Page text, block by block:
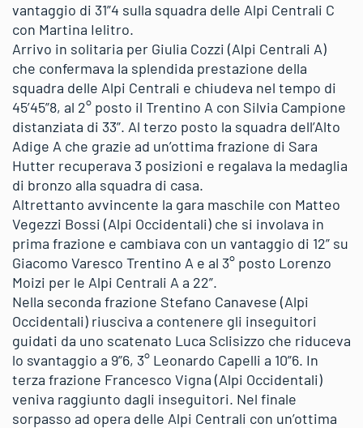
vantaggio di 31”4 sulla squadra delle Alpi Centrali C
con Martina Ielitro.
Arrivo in solitaria per Giulia Cozzi (Alpi Centrali A)
che confermava la splendida prestazione della
squadra delle Alpi Centrali e chiudeva nel tempo di
45’45”8, al 2° posto il Trentino A con Silvia Campione
distanziata di 33”. Al terzo posto la squadra dell’Alto
Adige A che grazie ad un’ottima frazione di Sara
Hutter recuperava 3 posizioni e regalava la medaglia
di bronzo alla squadra di casa.
Altrettanto avvincente la gara maschile con Matteo
Vegezzi Bossi (Alpi Occidentali) che si involava in
prima frazione e cambiava con un vantaggio di 12” su
Giacomo Varesco Trentino A e al 3° posto Lorenzo
Moizi per le Alpi Centrali A a 22”.
Nella seconda frazione Stefano Canavese (Alpi
Occidentali) riusciva a contenere gli inseguitori
guidati da uno scatenato Luca Sclisizzo che riduceva
lo svantaggio a 9”6, 3° Leonardo Capelli a 10”6. In
terza frazione Francesco Vigna (Alpi Occidentali)
veniva raggiunto dagli inseguitori. Nel finale
sorpasso ad opera delle Alpi Centrali con un’ottima